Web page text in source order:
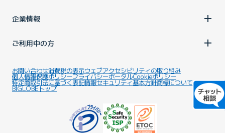
企業情報
ご利用中の方
お問い合わせ消費税の表示ウェブアクセシビリティの取り組み
個人情報保護ポリシープライバシーポータルCookieポリシー
特定商取引法に基づく表記情報セキュリティ基本方針商標について
BIGLOBEトップ